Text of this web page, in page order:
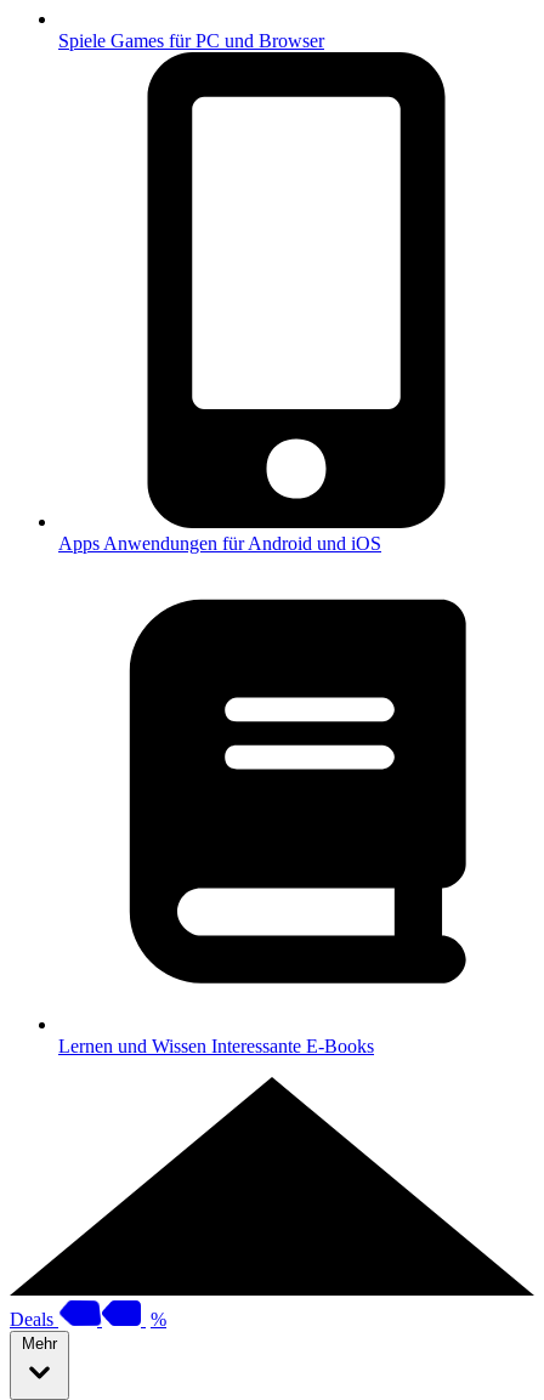
Spiele Games für PC und Browser
Apps Anwendungen für Android und iOS
Lernen und Wissen Interessante E-Books
Deals %
Mehr